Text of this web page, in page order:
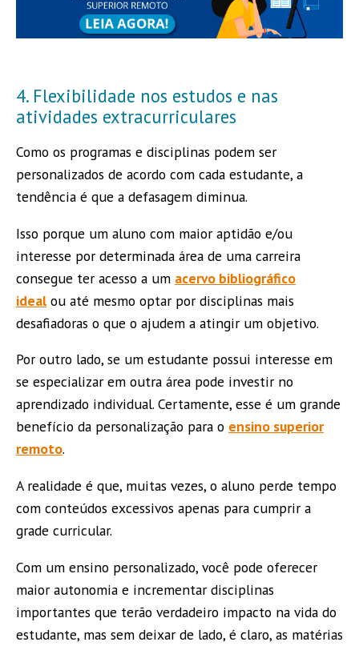
4. Flexibilidade nos estudos e nas
atividades extracurriculares
Como os programas e disciplinas podem ser
personalizados de acordo com cada estudante, a
tendência é que a defasagem diminua.
Isso porque um aluno com maior aptidão e/ou
interesse por determinada área de uma carreira
consegue ter acesso a um acervo bibliográfico
ideal ou até mesmo optar por disciplinas mais
desafiadoras o que o ajudem a atingir um objetivo.
Por outro lado, se um estudante possui interesse em
se especializar em outra área pode investir no
aprendizado individual. Certamente, esse é um grande
benefício da personalização para o ensino superior
remoto.
A realidade é que, muitas vezes, o aluno perde tempo
com conteúdos excessivos apenas para cumprir a
grade curricular.
Com um ensino personalizado, você pode oferecer
maior autonomia e incrementar disciplinas
importantes que terão verdadeiro impacto na vida do
estudante, mas sem deixar de lado, é claro, as matérias